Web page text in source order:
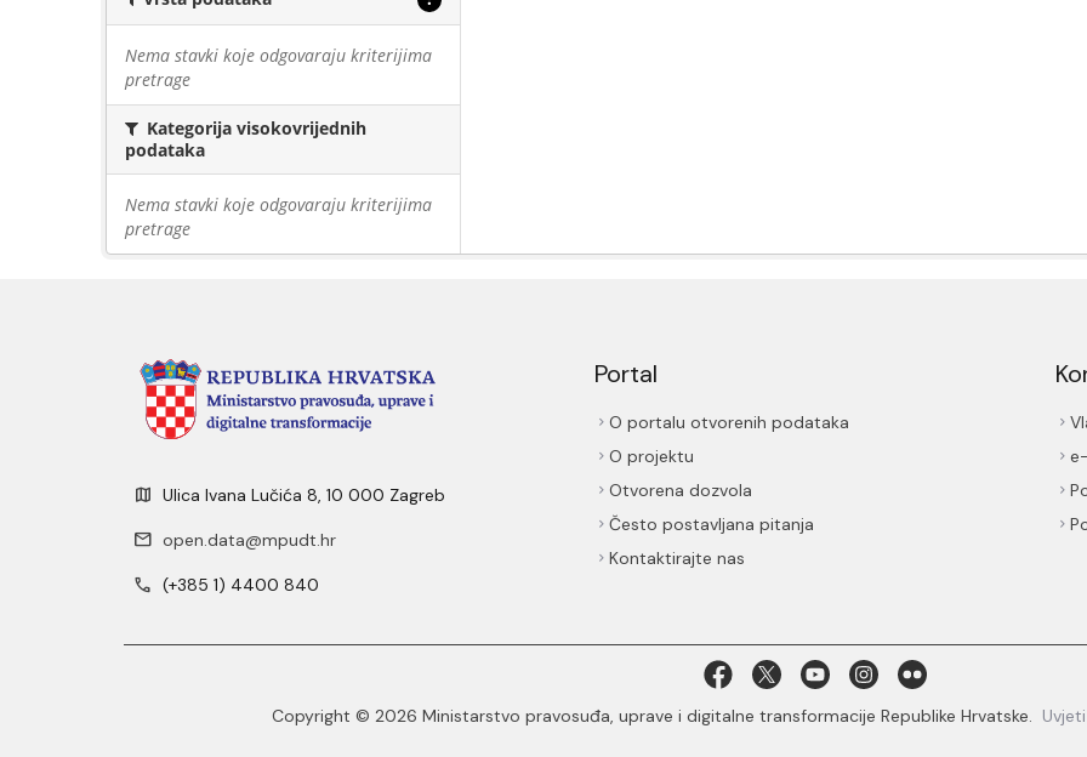
Nema stavki koje odgovaraju kriterijima
pretrage
Kategorija visokovrijednih
podataka
Nema stavki koje odgovaraju kriterijima
pretrage